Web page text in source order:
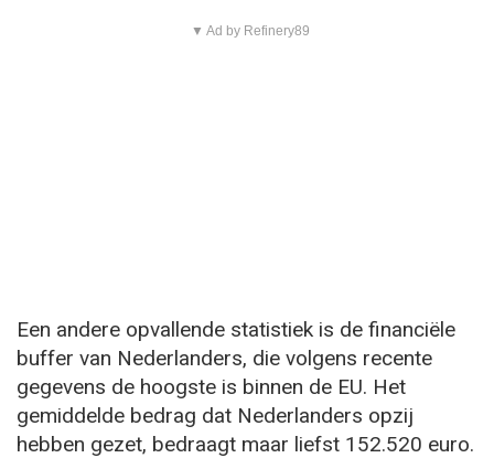
▼ Ad by Refinery89
Een andere opvallende statistiek is de financiële
buffer van Nederlanders, die volgens recente
gegevens de hoogste is binnen de EU. Het
gemiddelde bedrag dat Nederlanders opzij
hebben gezet, bedraagt maar liefst 152.520 euro.